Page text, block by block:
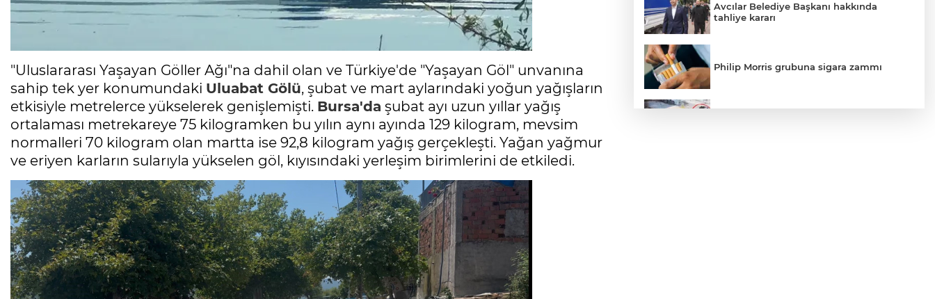
"Uluslararası Yaşayan Göller Ağı"na dahil olan ve Türkiye'de "Yaşayan Göl" unvanına
sahip tek yer konumundaki Uluabat Gölü, şubat ve mart aylarındaki yoğun yağışların
etkisiyle metrelerce yükselerek genişlemişti. Bursa'da şubat ayı uzun yıllar yağış
ortalaması metrekareye 75 kilogramken bu yılın aynı ayında 129 kilogram, mevsim
normalleri 70 kilogram olan martta ise 92,8 kilogram yağış gerçekleşti. Yağan yağmur
ve eriyen karların sularıyla yükselen göl, kıyısındaki yerleşim birimlerini de etkiledi.
Avcılar Belediye Başkanı hakkında
tahliye kararı
Philip Morris grubuna sigara zammı